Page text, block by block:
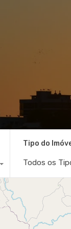
Tipo do
Todos os